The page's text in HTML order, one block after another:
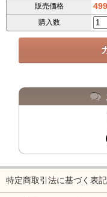
販売価格
購入数
特定商取引法に基づく表